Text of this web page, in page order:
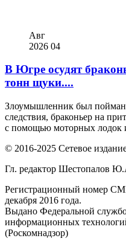
Авг
2026 04
В Югре осудят
тонн щуки....
Злоумышленник был пойман
следствия, браконьер на
с помощью моторных лодок
© 2016-2025 Сетевое
Гл. редактор Шестопалов
Регистрационный номер
декабря 2016 года.
Выдано Федеральной
информационных
(Роскомнадзор)